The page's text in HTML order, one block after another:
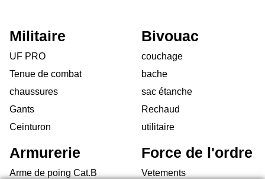
Militaire
UF PRO
Tenue de combat
chaussures
Gants
Ceinturon
Bivouac
couchage
bache
sac étanche
Rechaud
utilitaire
Armurerie
Arme de poing Cat.B
Force de l'ordre
Vetements